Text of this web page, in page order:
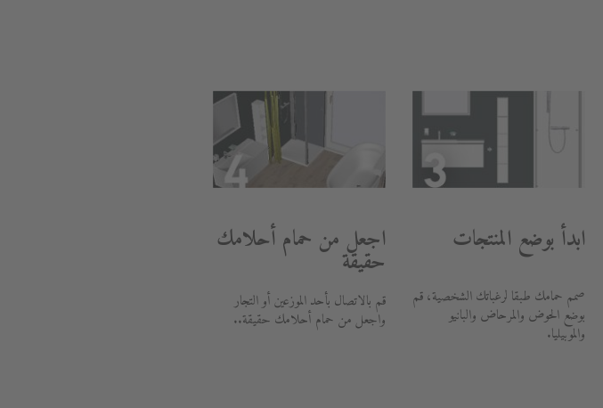
ابدأ بوضع المنتجات
صمم حمامك طبقا لرغباتك الشخصية، قم
بوضع الحوض والمرحاض والبانيو
والموبيليا.
اجعل من حمام أحلامك
حقيقة
قم بالاتصال بأحد الموزعين أو التجار
واجعل من حمام أحلامك حقيقة..